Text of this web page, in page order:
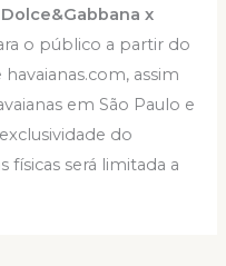
Dolce&Gabbana x
o público a partir do
assim
em São Paulo e
do
físicas será limitada a